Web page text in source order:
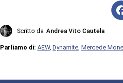
Scritto da Andrea Vito Cautela
Parliamo di: AEW, Dynamite, Mercede Mone